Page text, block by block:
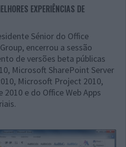
EXPERIÊNCIAS DE
Sénior do Office
encerrou a sessão
de versões beta públicas
Microsoft SharePoint Server
Microsoft Project 2010,
e do Office Web Apps